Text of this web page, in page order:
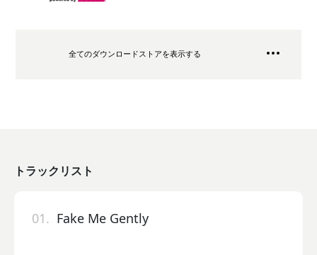
全てのダウンロードストアを表示する
トラックリスト
01. Fake Me Gently